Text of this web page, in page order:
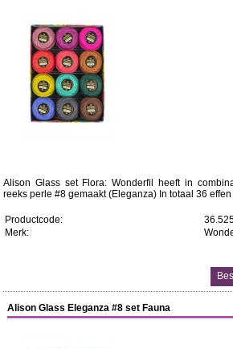
Alison Glass set Flora: Wonderfil heeft in
reeks perle #8 gemaakt (Eleganza) In totaal 36
Productcode:
Merk:
Alison Glass Eleganza #8 set Fauna